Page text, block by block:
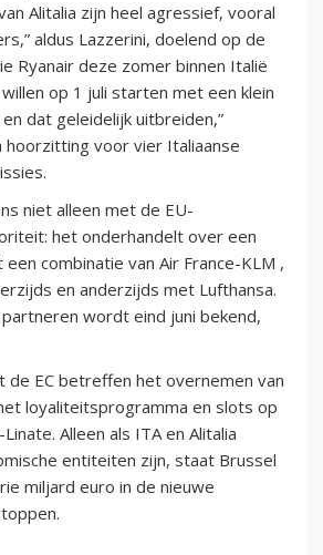
Alitalia zijn heel agressief, vooral
aldus Lazzerini, doelend op de
Ryanair deze zomer binnen Italië
willen op 1 juli starten met een klein
dat geleidelijk uitbreiden,”
hoorzitting voor vier Italiaanse
niet alleen met de EU-
het onderhandelt over een
combinatie van Air France-KLM ,
en anderzijds met Lufthansa.
wordt eind juni bekend,
de EC betreffen het overnemen van
loyaliteitsprogramma en slots op
Alleen als ITA en Alitalia
entiteiten zijn, staat Brussel
miljard euro in de nieuwe